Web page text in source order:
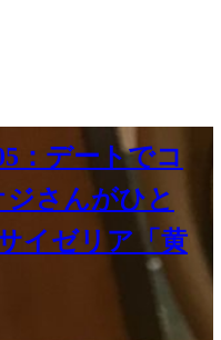
：デートでコ
さんがひと
イゼリア「黄